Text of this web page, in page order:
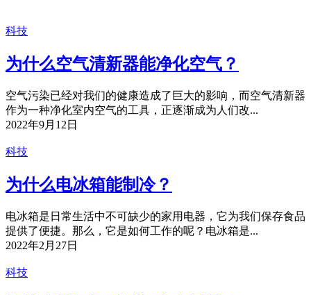
科技
为什么空气清新器能净化空气？
空气污染已经对我们的健康造成了巨大的影响，而空气清新器
作为一种净化室内空气的工具，正逐渐成为人们改...
2022年9月12日
科技
为什么电冰箱能制冷？
电冰箱是日常生活中不可缺少的家用电器，它为我们保存食品
提供了便捷。那么，它是如何工作的呢？电冰箱是...
2022年2月27日
科技